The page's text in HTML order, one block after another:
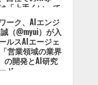
「上手くいって
答
13:53:50
ーク、AIエンジ
（@myui）が入
ルスAIエージェ
営業領域の業界
の開発とAI研究
ド